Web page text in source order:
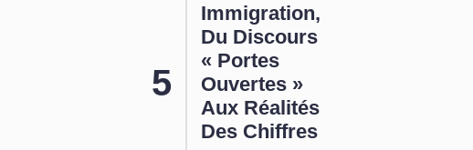
Immigration,
Du Discours
« Portes
Ouvertes »
Aux Réalités
Des Chiffres